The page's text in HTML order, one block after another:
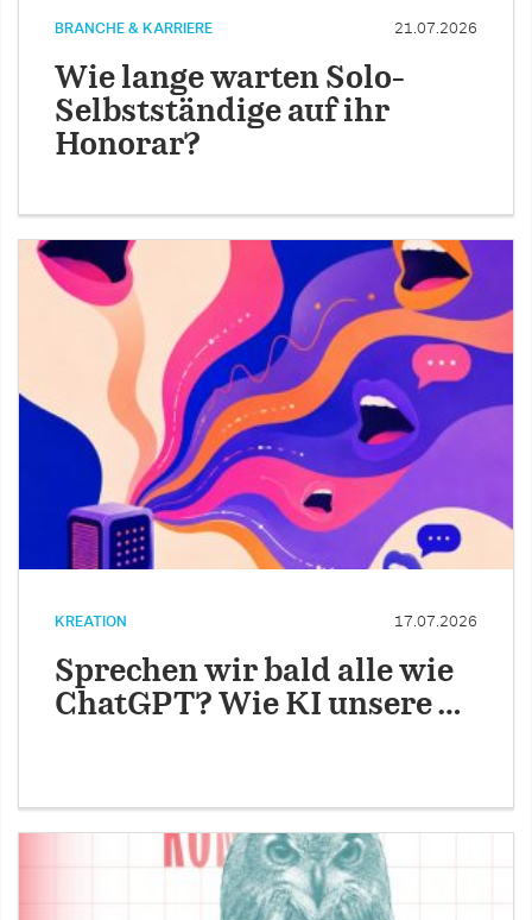
BRANCHE & KARRIERE 21.07.2026
Wie lange warten Solo-
Selbstständige auf ihr
Honorar?
KREATION 17.07.2026
Sprechen wir bald alle wie
ChatGPT? Wie KI unsere …